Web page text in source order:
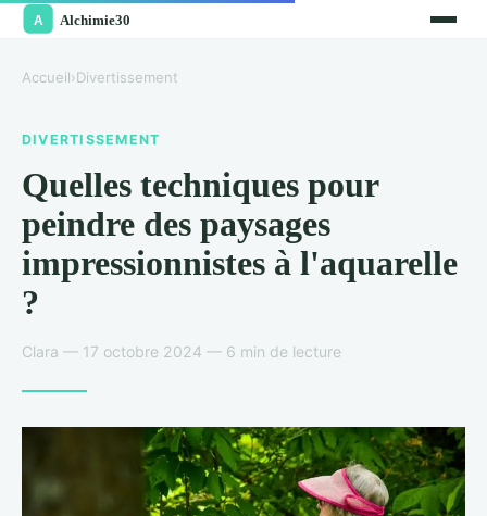
Accueil›Divertissement
DIVERTISSEMENT
Quelles techniques pour
peindre des paysages
impressionnistes à l'aquarelle
?
Clara — 17 octobre 2024 — 6 min de lecture